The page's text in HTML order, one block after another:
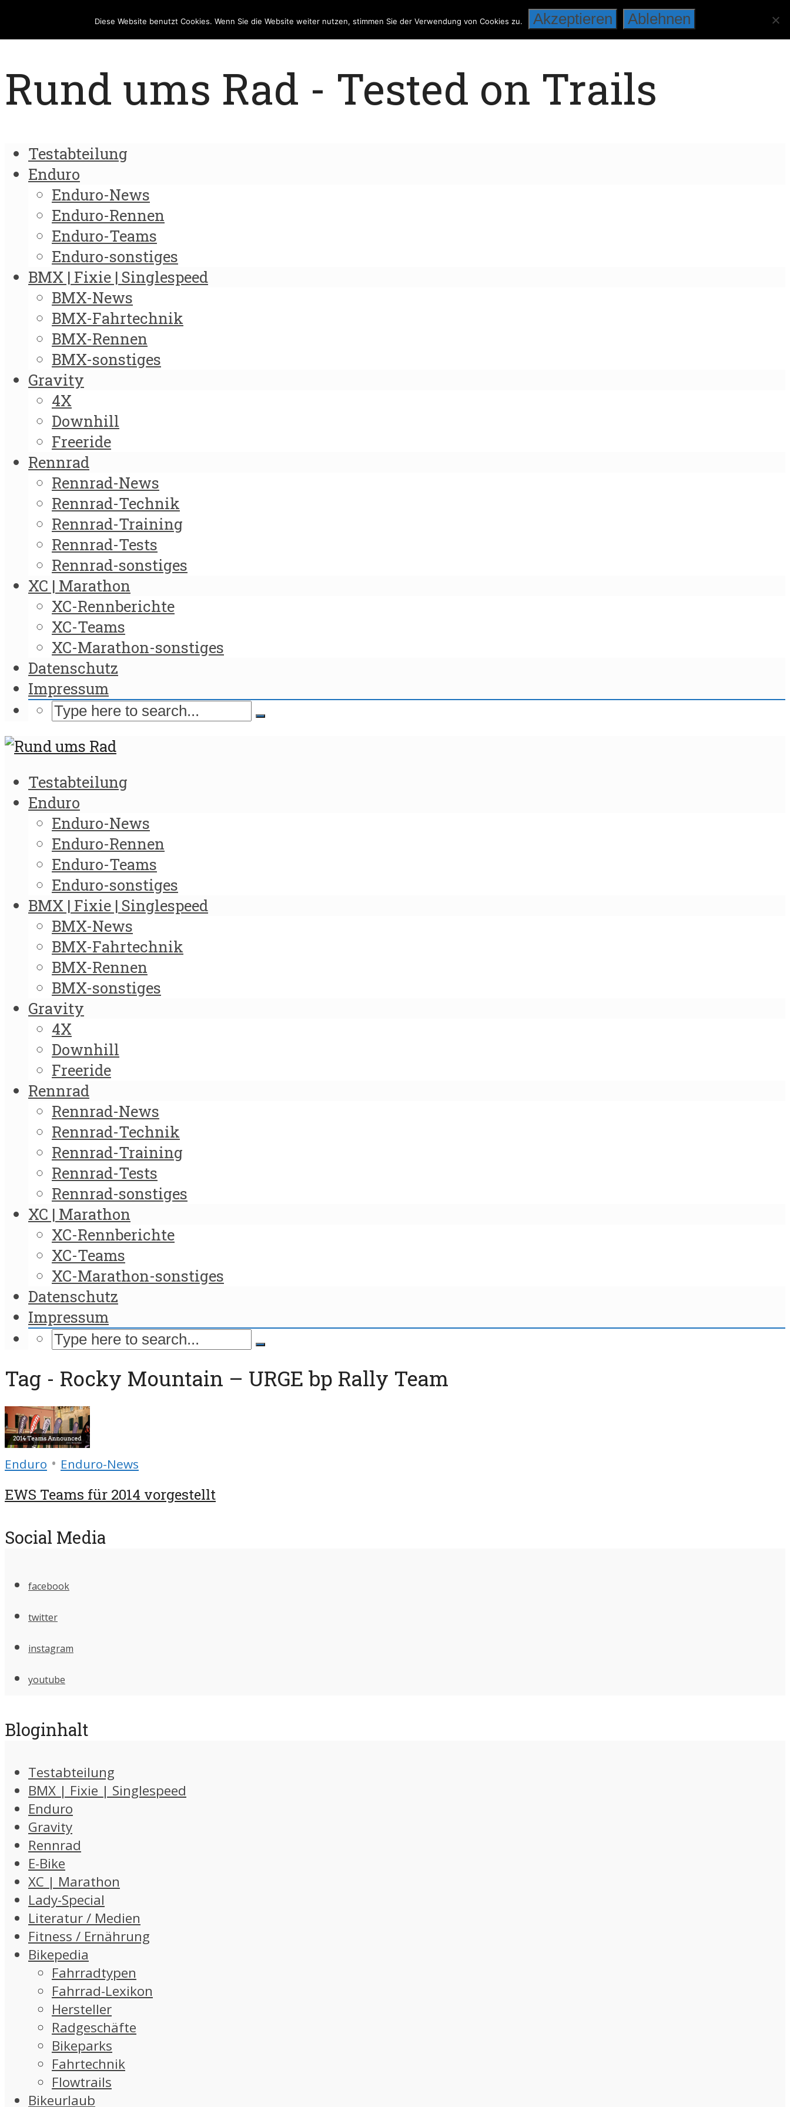
Rund ums Rad - Tested on Trails
Testabteilung
Enduro
Enduro-News
Enduro-Rennen
Enduro-Teams
Enduro-sonstiges
BMX | Fixie | Singlespeed
BMX-News
BMX-Fahrtechnik
BMX-Rennen
BMX-sonstiges
Gravity
4X
Downhill
Freeride
Rennrad
Rennrad-News
Rennrad-Technik
Rennrad-Training
Rennrad-Tests
Rennrad-sonstiges
XC | Marathon
XC-Rennberichte
XC-Teams
XC-Marathon-sonstiges
Datenschutz
Impressum
Testabteilung
Enduro
Enduro-News
Enduro-Rennen
Enduro-Teams
Enduro-sonstiges
BMX | Fixie | Singlespeed
BMX-News
BMX-Fahrtechnik
BMX-Rennen
BMX-sonstiges
Gravity
4X
Downhill
Freeride
Rennrad
Rennrad-News
Rennrad-Technik
Rennrad-Training
Rennrad-Tests
Rennrad-sonstiges
XC | Marathon
XC-Rennberichte
XC-Teams
XC-Marathon-sonstiges
Datenschutz
Impressum
Tag - Rocky Mountain – URGE bp Rally Team
Enduro • Enduro-News
EWS Teams für 2014 vorgestellt
Social Media
facebook
twitter
instagram
youtube
Bloginhalt
Testabteilung
BMX | Fixie | Singlespeed
Enduro
Gravity
Rennrad
E-Bike
XC | Marathon
Lady-Special
Literatur / Medien
Fitness / Ernährung
Bikepedia
Fahrradtypen
Fahrrad-Lexikon
Hersteller
Radgeschäfte
Bikeparks
Fahrtechnik
Flowtrails
Bikeurlaub
Diese Website benutzt Cookies. Wenn Sie die Website weiter nutzen, stimmen Sie der Verwendung von Cookies zu. Akzeptieren Ablehnen